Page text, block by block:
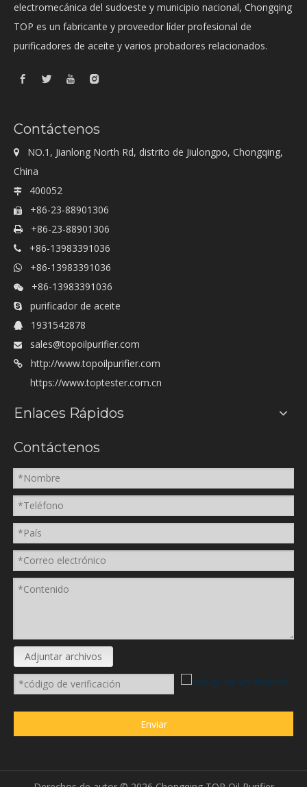
electromecánica del sudoeste y municipio nacional, Chongqing
TOP es un fabricante y proveedor líder profesional de
purificadores de aceite y varios probadores relacionados.
Contáctenos

NO.1, Jianlong North Rd, distrito de Jiulongpo, Chongqing,
China
 400052
 +86-23-88901306
 +86-23-88901306
 +86-13983391036
 +86-13983391036
 +86-13983391036
 purificador de aceite
 1931542878
 sales@topoilpurifier.com

http://www.topoilpurifier.com
https://www.toptester.com.cn
Enlaces Rápidos
Contáctenos
Adjuntar archivos
Enviar